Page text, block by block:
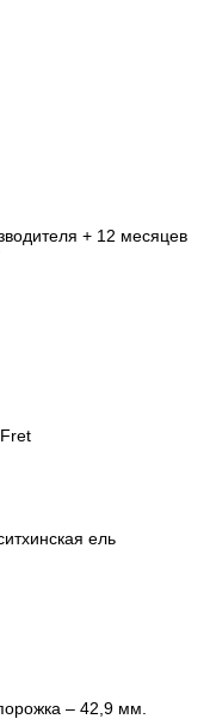
+ 12 месяцев
ель
– 42,9 мм.